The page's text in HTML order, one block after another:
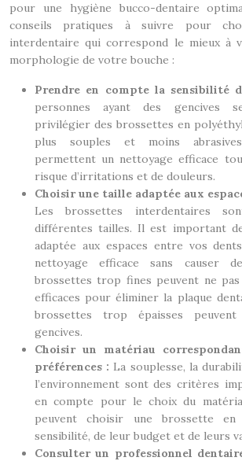
pour une hygiène bucco-dentaire
conseils pratiques à suivre pour
interdentaire qui correspond le mieux à
morphologie de votre bouche :
Prendre en compte la sensibilité
personnes ayant des gencives
privilégier des brossettes en
plus souples et moins
permettent un nettoyage efficace
risque d’irritations et de douleurs.
Choisir une taille adaptée aux
Les brossettes interdentaires
différentes tailles. Il est important
adaptée aux espaces entre vos
nettoyage efficace sans causer
brossettes trop fines peuvent ne
efficaces pour éliminer la plaque
brossettes trop épaisses peuvent
gencives.
Choisir un matériau
préférences : La souplesse, la
l’environnement sont des critères
en compte pour le choix du
peuvent choisir une brossette
sensibilité, de leur budget et de leurs
Consulter un professionnel